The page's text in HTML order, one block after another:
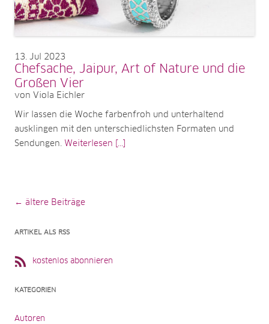
13 Jul 2023
Chefsache, Jaipur, Art of Nature und die
Großen Vier
von Viola Eichler
Wir lassen die Woche farbenfroh und unterhaltend
ausklingen mit den unterschiedlichsten Formaten und
Sendungen. Weiterlesen [...]
Beitragsnavigation
← ältere Beiträge
ARTIKEL ALS RSS
kostenlos abonnieren
KATEGORIEN
Autoren